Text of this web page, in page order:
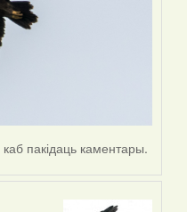
каб пакідаць каментары.